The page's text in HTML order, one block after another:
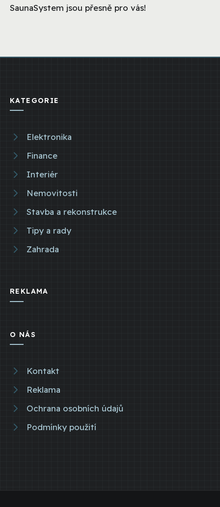
SaunaSystem jsou přesně pro vás!
KATEGORIE
Elektronika
Finance
Interiér
Nemovitosti
Stavba a rekonstrukce
Tipy a rady
Zahrada
REKLAMA
O NÁS
Kontakt
Reklama
Ochrana osobních údajů
Podmínky použití